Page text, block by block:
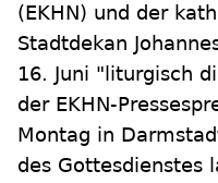
(EKHN) und der
Stadtdekan
16. Juni "liturgisch
der EKHN-
Montag in
des Gottesdienstes